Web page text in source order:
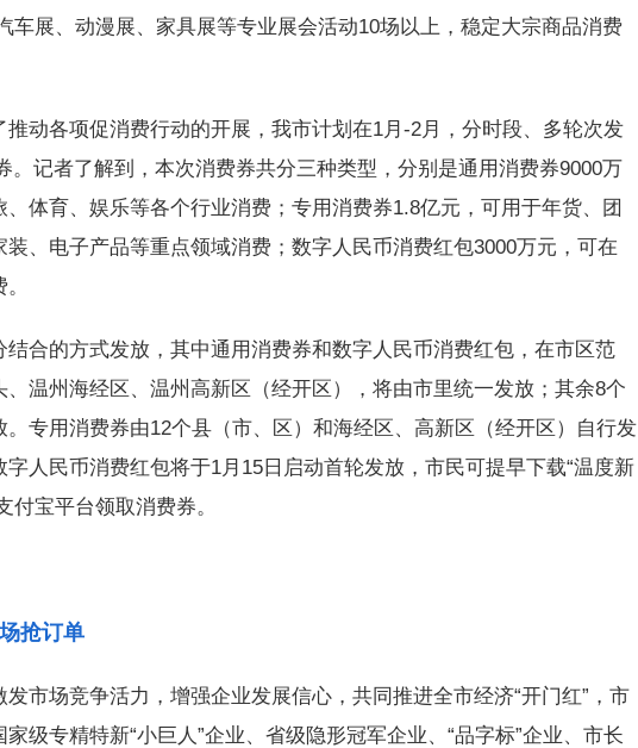
车展、动漫展、家具展等专业展会活动10场以上，稳定大宗商品消费
各项促消费行动的开展，我市计划在1月-2月，分时段、多轮次发
。记者了解到，本次消费券共分三种类型，分别是通用消费券9000万
体育、娱乐等各个行业消费；专用消费券1.8亿元，可用于年货、团
、电子产品等重点领域消费；数字人民币消费红包3000万元，可在
的方式发放，其中通用消费券和数字人民币消费红包，在市区范
温州海经区、温州高新区（经开区），将由市里统一发放；其余8个
专用消费券由12个县（市、区）和海经区、高新区（经开区）自行发
人民币消费红包将于1月15日启动首轮发放，市民可提早下载“温度新
付宝平台领取消费券。
抢订单
场竞争活力，增强企业发展信心，共同推进全市经济“开门红”，市
级专精特新“小巨人”企业、省级隐形冠军企业、“品字标”企业、市长